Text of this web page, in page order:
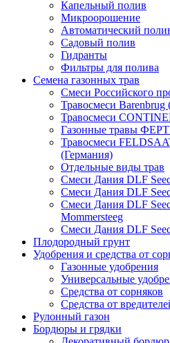
Капельный полив
Микроорошение
Автоматический
Садовый полив
Гидранты
Фильтры для полива
Семена газонных трав
Смеси Российского
Травосмеси
Травосмеси
Газонные травы
Травосмеси
(Германия)
Отдельные виды трав
Смеси Дания DLF
Смеси Дания DLF
Смеси Дания DLF
Mommersteeg
Смеси Дания DLF
Плодородный грунт
Удобрения и средства от
Газонные удобрения
Универсальные
Средства от сорняков
Средства от
Рулонный газон
Бордюры и грядки